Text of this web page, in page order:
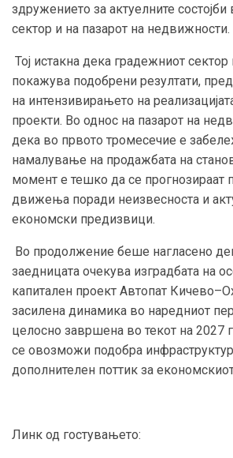
здружението за актуелните
сектор и на пазарот на недвижности.
Тој истакна дека градежниот
покажува подобрени резултати,
на интензивирањето на
проекти. Во однос на пазарот на
дека во првото тромесечие е
намалување на продажбата на
момент е тешко да се прогнозираат
движења поради неизвесноста и
економски предизвици.
Во продолжение беше нагласено
заедницата очекува изградбата на
капитален проект Автопат
засилена динамика во наредниот
целосно завршена во текот на 2027
се овозможи подобра
дополнителен поттик за економскиот
Линк од гостувањето: